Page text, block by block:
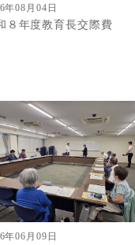
年08月04日
８年度教育長交際費
年06月09日